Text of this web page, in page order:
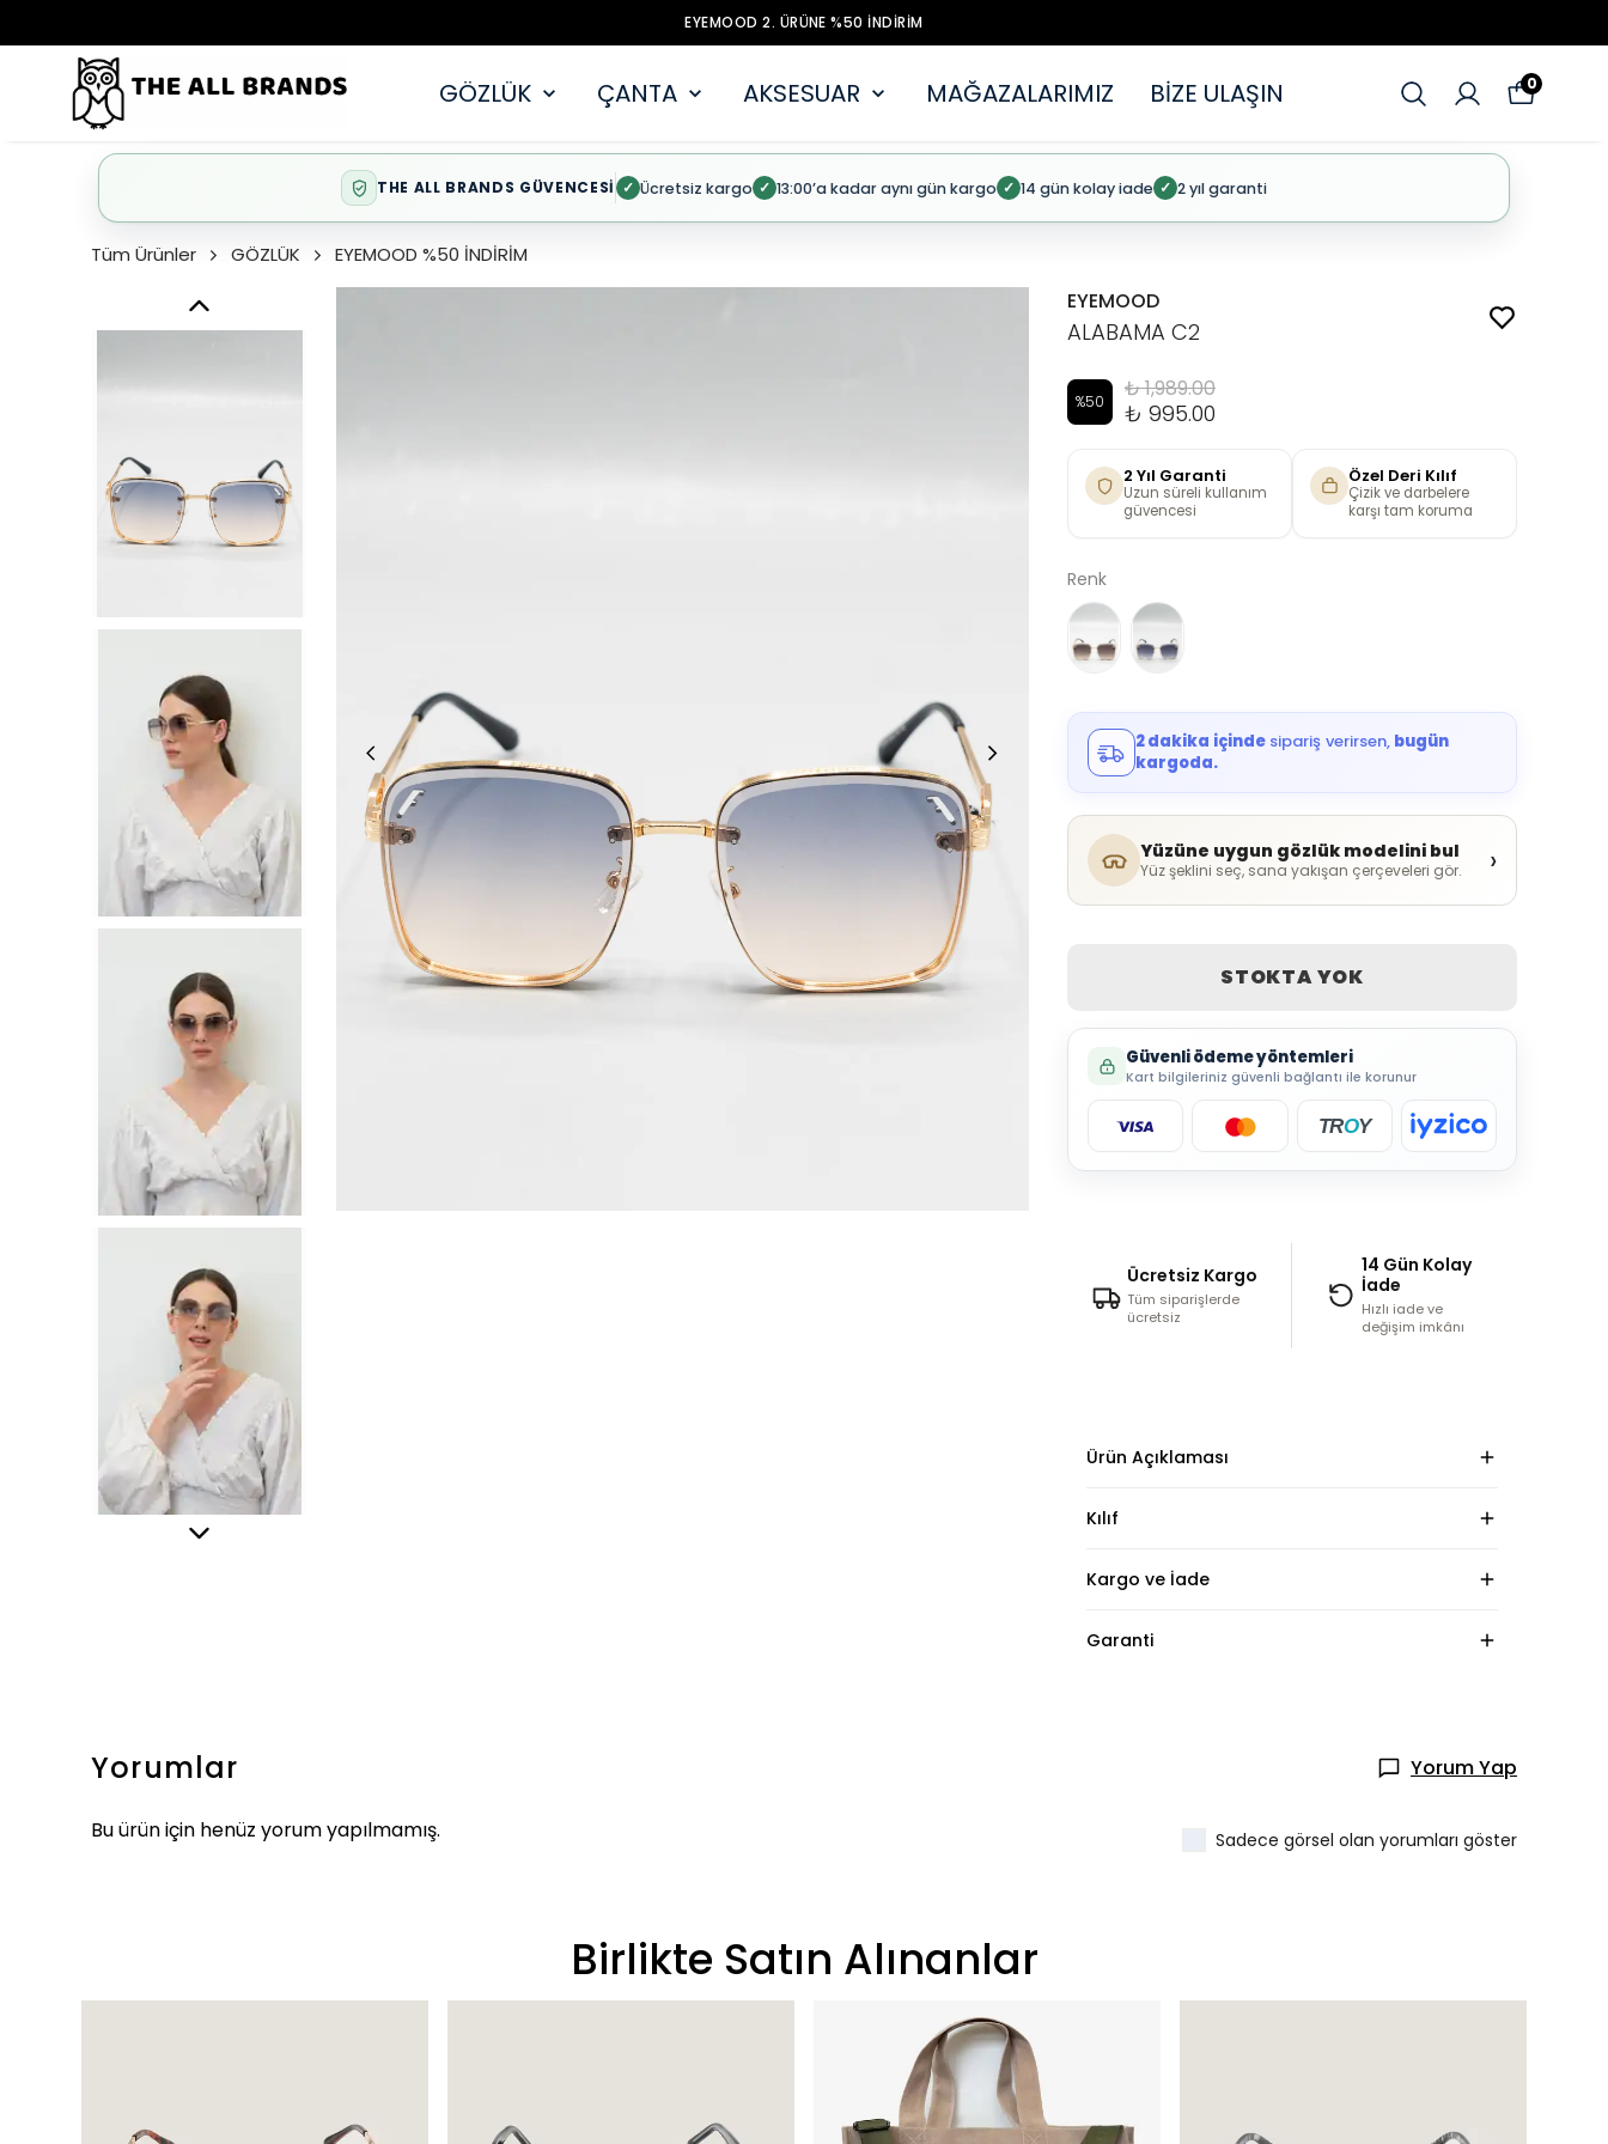
EYEMOOD 2. ÜRÜNE %50 İNDİRİM
GÖZLÜK ÇANTA AKSESUAR MAĞAZALARIMIZ BİZE ULAŞIN 0
THE ALL BRANDS GÜVENCESİ ✓ Ücretsiz kargo ✓ 13:00’a kadar aynı gün kargo ✓ 14 gün kolay iade ✓ 2 yıl garanti
Tüm Ürünler GÖZLÜK EYEMOOD %50 İNDİRİM
EYEMOOD
ALABAMA C2
%50 ₺ 1,989.00
₺ 995.00
2 Yıl Garanti
Uzun süreli kullanım
güvencesi
Özel Deri Kılıf
Çizik ve darbelere
karşı tam koruma
Renk
2 dakika içindesipariş verirsen, bugün
kargoda.
Yüzüne uygun gözlük modelini bul
Yüz şeklini seç, sana yakışan çerçeveleri gör. ›
STOKTA YOK
Güvenli ödeme yöntemleri
Kart bilgileriniz güvenli bağlantı ile korunur
TROY
Ücretsiz Kargo
Tüm siparişlerde
ücretsiz
14 Gün Kolay
İade
Hızlı iade ve
değişim imkânı
Ürün Açıklaması
Kılıf
Kargo ve İade
Garanti
Yorumlar Yorum Yap
Bu ürün için henüz yorum yapılmamış. Sadece görsel olan yorumları göster
Birlikte Satın Alınanlar